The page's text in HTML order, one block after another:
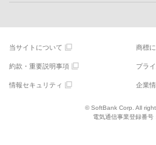
当サイトについて 商標
約款・重要説明事項 プラ
情報セキュリティ 企業
© SoftBank Corp. All
電気通信事業登録番号